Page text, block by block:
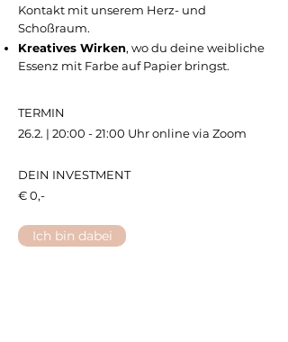
Kontakt mit unserem Herz- und
Schoßraum.
Kreatives Wirken, wo du deine weibliche
Essenz mit Farbe auf Papier bringst.
TERMIN
26.2. | 20:00 - 21:00 Uhr online via Zoom
DEIN INVESTMENT
€ 0,-
Ich bin dabei